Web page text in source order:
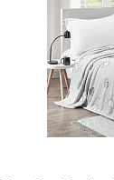
Купить в 1 клик
В избранное